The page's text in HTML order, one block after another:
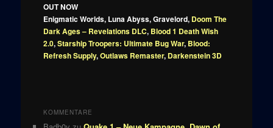
OUT NOW
Enigmatic Worlds, Luna Abyss, Gravelord, Doom The
Dark Ages – Revelations DLC, Blood 1 Death Wish
2.0,Starship Troopers: Ultimate Bug War, Blood:
Refresh Supply,Outlaws Remaster, Darkenstein 3D
KOMMENTARE